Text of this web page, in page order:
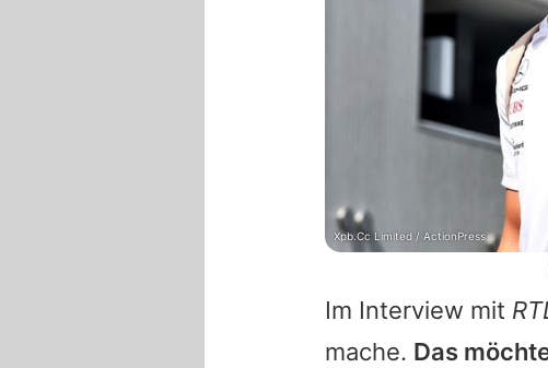
Im Interview mit
mache. Das
Xpb.Cc Limited / ActionPress